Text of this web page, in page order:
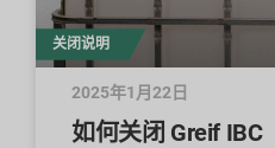
关闭说明
如何关闭 Greif IBC
2025年1月22日